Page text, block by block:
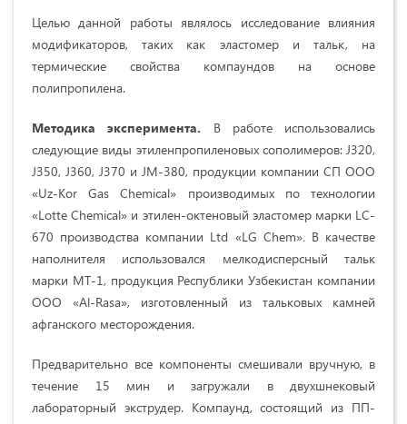
Целью данной работы являлось исследование влияния
модификаторов, таких как эластомер и тальк, на
термические свойства компаундов на основе
полипропилена.
Методика эксперимента. В работе использовались
следующие виды этиленпропиленовых сополимеров: J320,
J350, J360, J370 и JM-380, продукции компании СП ООО
«Uz-Kor Gas Chemical» производимых по технологии
«Lotte Chemical» и этилен-октеновый эластомер марки LC-
670 производства компании Ltd «LG Chem».В качестве
наполнителя использовался мелкодисперсный тальк
марки МT-1, продукция Республики Узбекистан компании
ООО «Al-Rasa», изготовленный из тальковых камней
афганского месторождения.
Предварительно все компоненты смешивали вручную, в
течение 15 мин и загружали в двухшнековый
лабораторный экструдер. Компаунд, состоящий из ПП-